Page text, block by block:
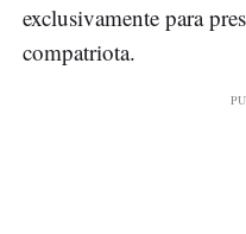
exclusivamente para
compatriota.